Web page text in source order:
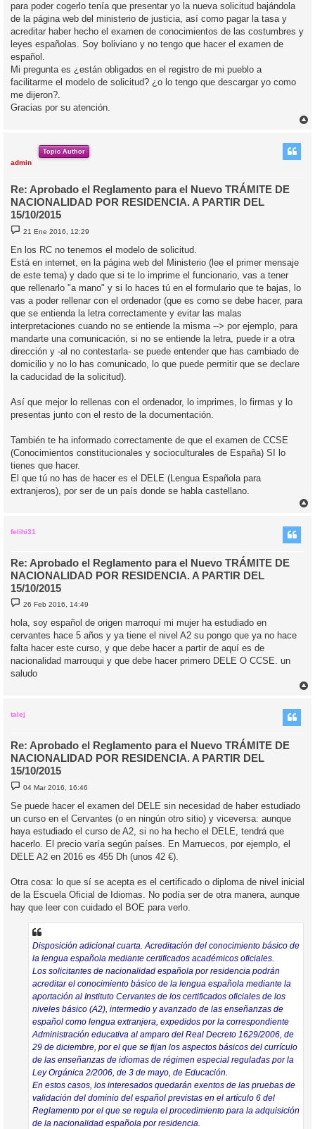
para poder cogerlo tenía que presentar yo la nueva solicitud bajándola
de la página web del ministerio de justicia, así como pagar la tasa y
acreditar haber hecho el examen de conocimientos de las costumbres y
leyes españolas. Soy boliviano y no tengo que hacer el examen de
español.
Mi pregunta es ¿están obligados en el registro de mi pueblo a
facilitarme el modelo de solicitud? ¿o lo tengo que descargar yo como
me dijeron?.
Gracias por su atención.
Topic Author
admin
Re: Aprobado el Reglamento para el Nuevo TRÁMITE DE
NACIONALIDAD POR RESIDENCIA. A PARTIR DEL
15/10/2015
M
e
n
s
a
e
21 Ene 2016, 12:29
En los RC no tenemos el modelo de solicitud.
Está en internet, en la página web del Ministerio (lee el primer mensaje
de este tema) y dado que si te lo imprime el funcionario, vas a tener
que rellenarlo "a mano" y si lo haces tú en el formulario que te bajas, lo
vas a poder rellenar con el ordenador (que es como se debe hacer, para
que se entienda la letra correctamente y evitar las malas
interpretaciones cuando no se entiende la misma --> por ejemplo, para
mandarte una comunicación, si no se entiende la letra, puede ir a otra
dirección y -al no contestarla- se puede entender que has cambiado de
domicilio y no lo has comunicado, lo que puede permitir que se declare
la caducidad de la solicitud).
Así que mejor lo rellenas con el ordenador, lo imprimes, lo firmas y lo
presentas junto con el resto de la documentación.
También te ha informado correctamente de que el examen de CCSE
(Conocimientos constitucionales y socioculturales de España) SI lo
tienes que hacer.
El que tú no has de hacer es el DELE (Lengua Española para
extranjeros), por ser de un país donde se habla castellano.
felihi31
Re: Aprobado el Reglamento para el Nuevo TRÁMITE DE
NACIONALIDAD POR RESIDENCIA. A PARTIR DEL
15/10/2015
M
e
n
s
a
e
26 Feb 2016, 14:49
hola, soy español de origen marroquí mi mujer ha estudiado en
cervantes hace 5 años y ya tiene el nivel A2 su pongo que ya no hace
falta hacer este curso, y que debe hacer a partir de aquí es de
nacionalidad marrouqui y que debe hacer primero DELE O CCSE. un
saludo
talej
Re: Aprobado el Reglamento para el Nuevo TRÁMITE DE
NACIONALIDAD POR RESIDENCIA. A PARTIR DEL
15/10/2015
M
e
s
a
e
04 Mar 2016, 16:46
Se puede hacer el examen del DELE sin necesidad de haber estudiado
un curso en el Cervantes (o en ningún otro sitio) y viceversa: aunque
haya estudiado el curso de A2, si no ha hecho el DELE, tendrá que
hacerlo. El precio varía según países. En Marruecos, por ejemplo, el
DELE A2 en 2016 es 455 Dh (unos 42 €).
Otra cosa: lo que sí se acepta es el certificado o diploma de nivel inicial
de la Escuela Oficial de Idiomas. No podía ser de otra manera, aunque
hay que leer con cuidado el BOE para verlo.
Disposición adicional cuarta. Acreditación del conocimiento básico de
la lengua española mediante certificados académicos oficiales.
Los solicitantes de nacionalidad española por residencia podrán
acreditar el conocimiento básico de la lengua española mediante la
aportación al Instituto Cervantes de los certificados oficiales de los
niveles básico (A2), intermedio y avanzado de las enseñanzas de
español como lengua extranjera, expedidos por la correspondiente
Administración educativa al amparo del Real Decreto 1629/2006, de
29 de diciembre, por el que se fijan los aspectos básicos del currículo
de las enseñanzas de idiomas de régimen especial reguladas por la
Ley Orgánica 2/2006, de 3 de mayo, de Educación.
En estos casos, los interesados quedarán exentos de las pruebas de
validación del dominio del español previstas en el artículo 6 del
Reglamento por el que se regula el procedimiento para la adquisición
de la nacionalidad española por residencia.